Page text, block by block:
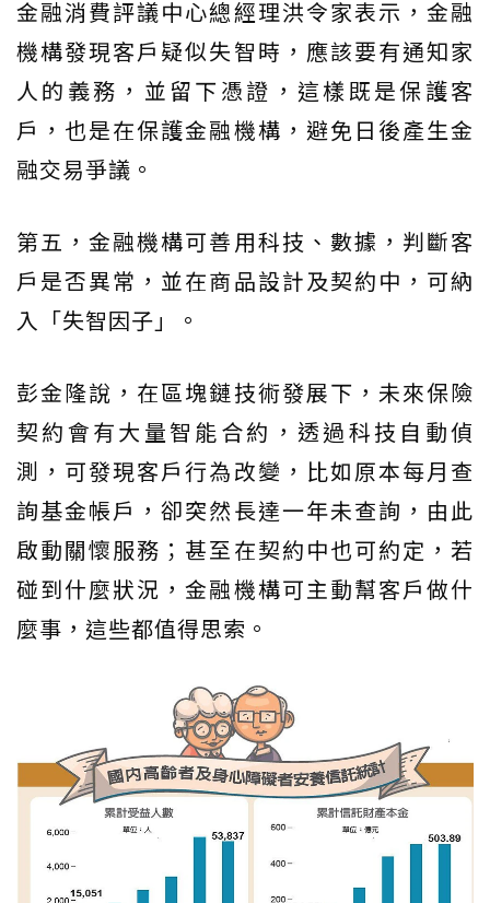
金融消費評議中心總經理洪令家表示，金融
機構發現客戶疑似失智時，應該要有通知家
人的義務，並留下憑證，這樣既是保護客
戶，也是在保護金融機構，避免日後產生金
融交易爭議。
第五，金融機構可善用科技、數據，判斷客
戶是否異常，並在商品設計及契約中，可納
入「失智因子」。
彭金隆說，在區塊鏈技術發展下，未來保險
契約會有大量智能合約，透過科技自動偵
測，可發現客戶行為改變，比如原本每月查
詢基金帳戶，卻突然長達一年未查詢，由此
啟動關懷服務；甚至在契約中也可約定，若
碰到什麼狀況，金融機構可主動幫客戶做什
麼事，這些都值得思索。